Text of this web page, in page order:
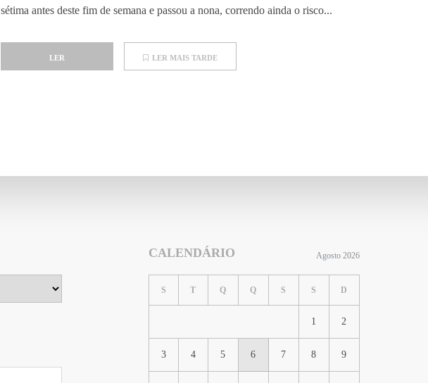
sétima antes deste fim de semana e passou a nona, correndo ainda o risco...
LER LER MAIS TARDE
CALENDÁRIO Agosto 2026
S T Q Q S S D
1 2
3 4 5 6 7 8 9